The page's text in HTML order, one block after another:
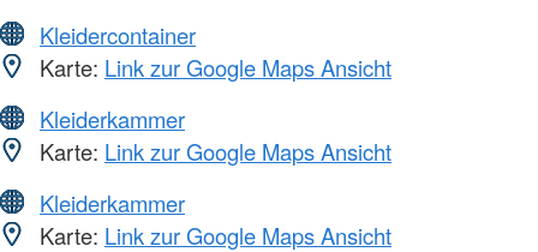
Kleidercontainer
Karte: Link zur Google Maps Ansicht
Kleiderkammer
Karte: Link zur Google Maps Ansicht
Kleiderkammer
Karte: Link zur Google Maps Ansicht